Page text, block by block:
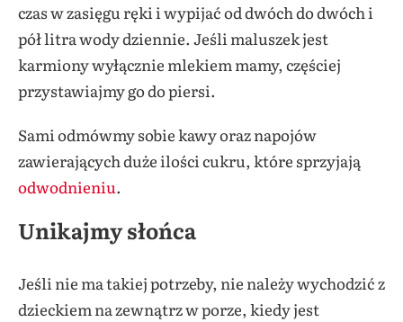
czas w zasięgu ręki i wypijać od dwóch do dwóch i
pół litra wody dziennie. Jeśli maluszek jest
karmiony wyłącznie mlekiem mamy, częściej
przystawiajmy go do piersi.
Sami odmówmy sobie kawy oraz napojów
zawierających duże ilości cukru, które sprzyjają
odwodnieniu.
Unikajmy słońca
Jeśli nie ma takiej potrzeby, nie należy wychodzić z
dzieckiem na zewnątrz w porze, kiedy jest